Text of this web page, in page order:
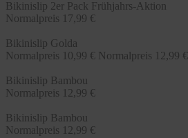
Bikinislip 2er Pack Frühjahrs-Aktion
Normalpreis 17,99 €
Bikinislip Golda
Normalpreis 10,99 € Normalpreis 12,99 €
Bikinislip Bambou
Normalpreis 12,99 €
Bikinislip Bambou
Normalpreis 12,99 €